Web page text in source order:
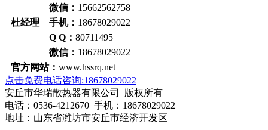
微信： 15662562758
杜经理 手机： 18678029022
Q Q： 80711495
微信： 18678029022
官方网站： www.hssrq.net
点击免费电话咨询:18678029022
安丘市华瑞散热器有限公司 版权所有
电话：0536-4212670 手机：18678029022
地址：山东省潍坊市安丘市经济开发区